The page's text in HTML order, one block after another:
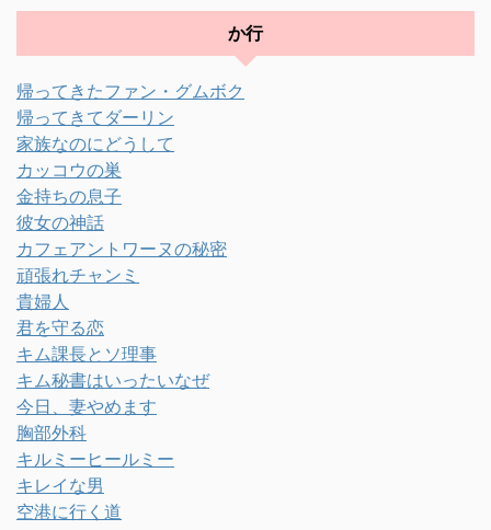
か行
帰ってきたファン・グムボク
帰ってきてダーリン
家族なのにどうして
カッコウの巣
金持ちの息子
彼女の神話
カフェアントワーヌの秘密
頑張れチャンミ
貴婦人
君を守る恋
キム課長とソ理事
キム秘書はいったいなぜ
今日、妻やめます
胸部外科
キルミーヒールミー
キレイな男
空港に行く道